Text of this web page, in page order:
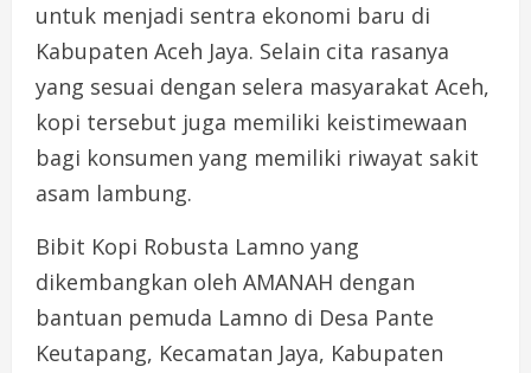
untuk menjadi sentra ekonomi baru di
Kabupaten Aceh Jaya. Selain cita rasanya
yang sesuai dengan selera masyarakat Aceh,
kopi tersebut juga memiliki keistimewaan
bagi konsumen yang memiliki riwayat sakit
asam lambung.
Bibit Kopi Robusta Lamno yang
dikembangkan oleh AMANAH dengan
bantuan pemuda Lamno di Desa Pante
Keutapang, Kecamatan Jaya, Kabupaten